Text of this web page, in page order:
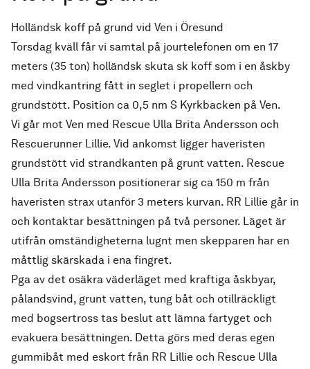
Holländsk koff på grund vid Ven i Öresund
Torsdag kväll får vi samtal på jourtelefonen om en 17
meters (35 ton) holländsk skuta sk koff som i en åskby
med vindkantring fått in seglet i propellern och
grundstött. Position ca 0,5 nm S Kyrkbacken på Ven.
Vi går mot Ven med Rescue Ulla Brita Andersson och
Rescuerunner Lillie. Vid ankomst ligger haveristen
grundstött vid strandkanten på grunt vatten. Rescue
Ulla Brita Andersson positionerar sig ca 150 m från
haveristen strax utanför 3 meters kurvan. RR Lillie går in
och kontaktar besättningen på två personer. Läget är
utifrån omständigheterna lugnt men skepparen har en
måttlig skärskada i ena fingret.
Pga av det osäkra väderläget med kraftiga åskbyar,
pålandsvind, grunt vatten, tung båt och otillräckligt
med bogsertross tas beslut att lämna fartyget och
evakuera besättningen. Detta görs med deras egen
gummibåt med eskort från RR Lillie och Rescue Ulla